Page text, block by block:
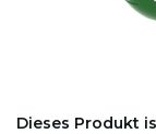
Dieses Produkt